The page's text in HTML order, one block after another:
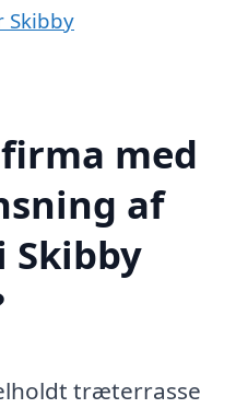
med
af
træterrasse